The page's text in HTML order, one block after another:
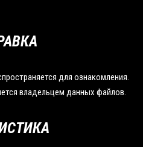
для ознакомления.
владельцем данных файлов.